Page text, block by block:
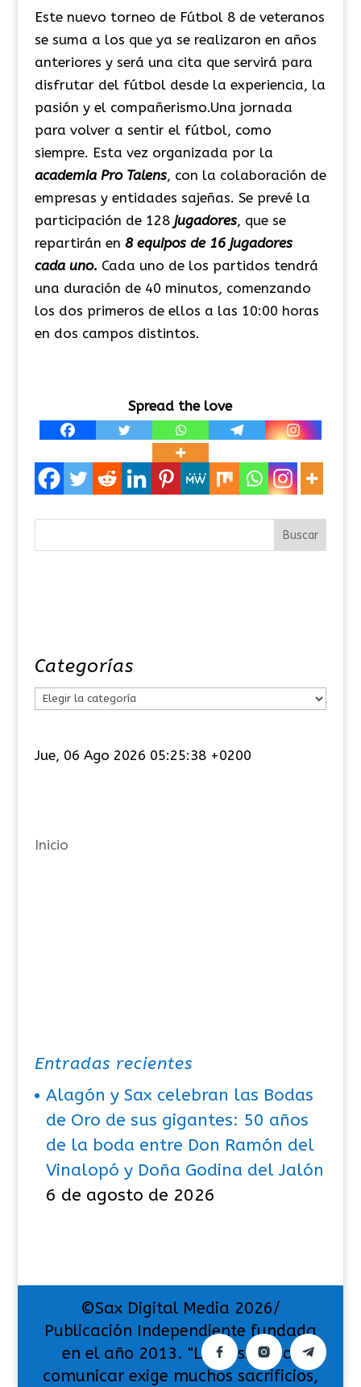
Este nuevo torneo de Fútbol 8 de veteranos
se suma a los que ya se realizaron en años
anteriores y será una cita que servirá para
disfrutar del fútbol desde la experiencia, la
pasión y el compañerismo.Una jornada
para volver a sentir el fútbol, como
siempre. Esta vez organizada por la
academia Pro Talens, con la colaboración de
empresas y entidades sajeñas. Se prevé la
participación de 128jugadores, que se
repartirán en 8 equipos de 16 jugadores
cada uno. Cada uno de los partidos tendrá
una duración de 40 minutos, comenzando
los dos primeros de ellos a las 10:00 horas
en dos campos distintos.
Spread the love
Categorías
e
í
Jue, 06 Ago 2026 05:25:38 +0200
Inicio
Entradas recientes
Alagón y Sax celebran las Bodas
de Oro de sus gigantes: 50 años
de la boda entre Don Ramón del
Vinalopó y Doña Godina del Jalón
6 de agosto de 2026
©Sax Digital Media 2026/
Publicación Independiente fundada
en el año 2013. "La pasión por
comunicar exige muchos sacrificios,